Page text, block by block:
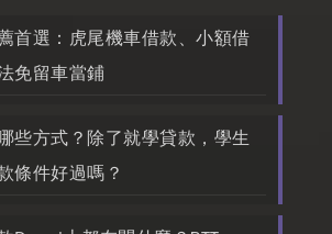
首選：虎尾機車借款、小額借
免留車當鋪
些方式？除了就學貸款，學生
條件好過嗎？